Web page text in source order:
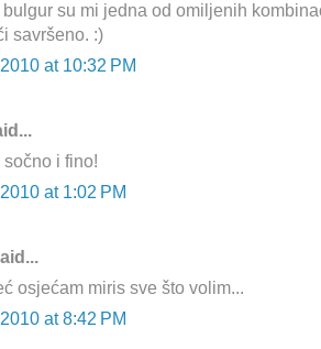
bulgur su mi jedna od omiljenih
savršeno. :)
at 10:32 PM
i fino!
at 1:02 PM
osjećam miris sve što volim...
at 8:42 PM